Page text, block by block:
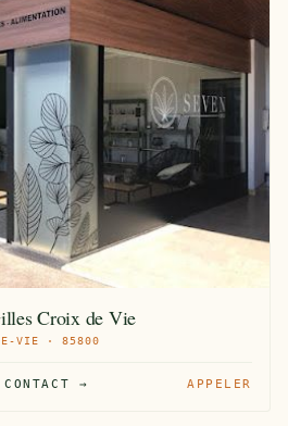
Croix de Vie
VIE · 85800
→ APPELER